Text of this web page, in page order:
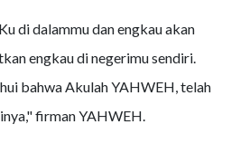
di dalammu dan engkau akan
engkau di negerimu sendiri.
bahwa Akulah YAHWEH, telah
firman YAHWEH.